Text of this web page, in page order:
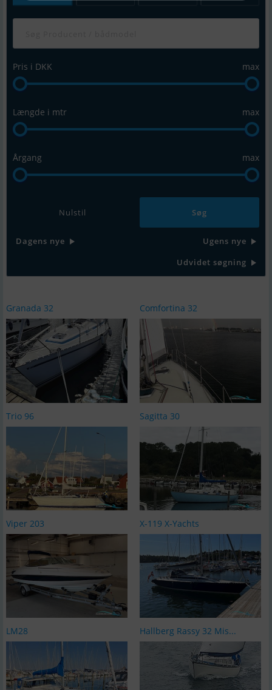
Pris i DKK max
Længde i mtr max
Årgang max
Nulstil
Dagens nye
Ugens nye
Udvidet søgning
Granada 32 Comfortina 32
Trio 96 Sagitta 30
Viper 203 X-119 X-Yachts
LM28 Hallberg Rassy 32 Mis...